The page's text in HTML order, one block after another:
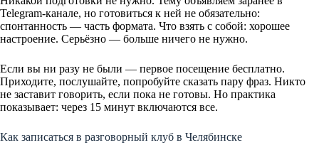
Telegram-канале, но готовиться к ней не обязательно:
спонтанность — часть формата. Что взять с собой: хорошее
настроение. Серьёзно — больше ничего не нужно.
Если вы ни разу не были — первое посещение бесплатно.
Приходите, послушайте, попробуйте сказать пару фраз. Никто
не заставит говорить, если пока не готовы. Но практика
показывает: через 15 минут включаются все.
Как записаться в разговорный клуб в Челябинске